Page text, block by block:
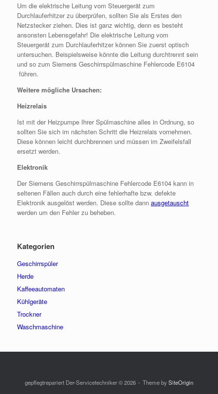
Um die elektrische Leitung vom Steuergerät zum
Durchlauferhitzer zu überprüfen, sollten Sie als Erstes den
Netzstecker ziehen. Dies ist ganz wichtig, denn es besteht
ansonsten Lebensgefahr! Die elektrische Leitung vom
Steuergerät zum Durchlauferhitzer können Sie zuerst optisch
untersuchen. Beispielsweise könnte die Leitung durchtrennt sein
und so zum Siemens Geschirrspülmaschine Fehlercode E6104
führen.
Weitere mögliche Ursachen:
Heizrelais
Ist mit der Heizpumpe Ihrer Spülmaschine alles in Ordnung, so
sollten Sie sich im nächsten Schritt die Heizrelais vornehmen.
Diese können leicht durchbrennen und müssen im Zweifelsfall
ersetzt werden.
Elektronik
Der Siemens Geschirrspülmaschine Fehlercode E6104 kann in
seltenen Fällen auch durch eine fehlerhafte bzw. defekte
Elektronik ausgelöst werden. Diese sollte dann ausgetauscht
werden um den Fehler zu beheben.
Kategorien
Geschirrspüler
Herde
Kaffeeautomaten
Kühlgeräte
Trockner
Waschmaschine
gepflegtrepariert Der-Servicetechniker © 2026 Theme bySiteOrigin